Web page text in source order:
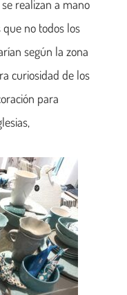
realizan a mano
que no todos los
según la zona
curiosidad de los
para